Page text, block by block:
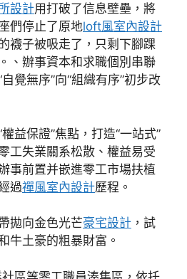
設計用打破了信息壁壘，將
們停止了原地loft風室內設計
襪子被吸走了，只剩下腳踝
、辦事資本和求職個別串聯
覺無序”向“組織有序”初步改
益保證”焦點，打造“一站式”
工失業關系松散、權益易受
事前置并嵌進零工市場扶植
過禪風室內設計歷程。
拋向金色光芒豪宅設計 ，試
牛土豪的粗暴財富。